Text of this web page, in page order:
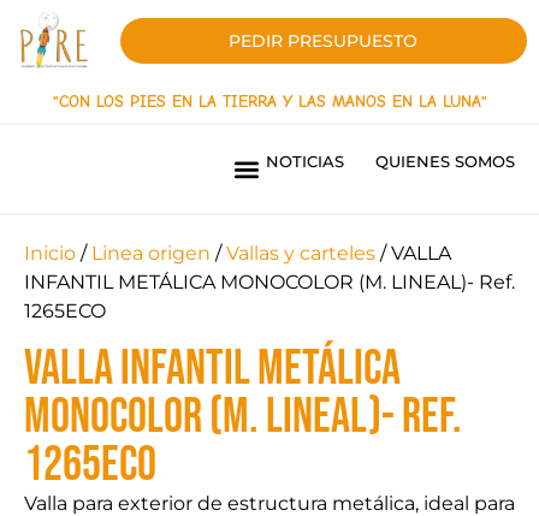
PEDIR PRESUPUESTO
"CON LOS PIES EN LA TIERRA Y LAS MANOS EN LA LUNA"
NOTICIAS QUIENES SOMOS
Inicio / Linea origen /Vallas y carteles / VALLA
INFANTIL METÁLICA MONOCOLOR (M. LINEAL)- Ref.
1265ECO
VALLA INFANTIL METÁLICA
MONOCOLOR (M. LINEAL)- Ref.
1265ECO
Valla para exterior de estructura metálica, ideal para